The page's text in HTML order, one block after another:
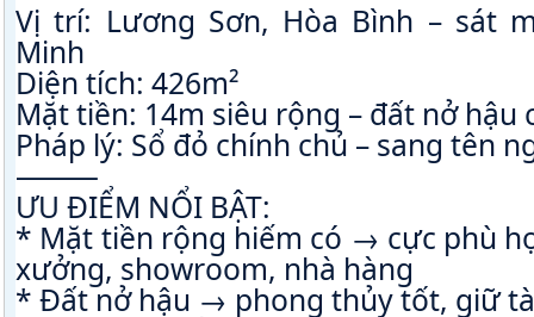
Vị trí: Lương Sơn, Hòa Bình – sát
Minh
Diện tích: 426m²
Mặt tiền: 14m siêu rộng – đất nở hậu
Pháp lý: Sổ đỏ chính chủ – sang tên
⸻
ƯU ĐIỂM NỔI BẬT:
* Mặt tiền rộng hiếm có → cực phù
xưởng, showroom, nhà hàng
* Đất nở hậu → phong thủy tốt, giữ